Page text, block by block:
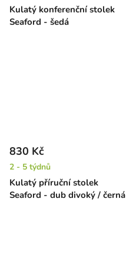
Kulatý konferenční stolek
Seaford - šedá
Kulatý příruční stolek
Seaford - dub divoký / černá
830 Kč
2 - 5 týdnů